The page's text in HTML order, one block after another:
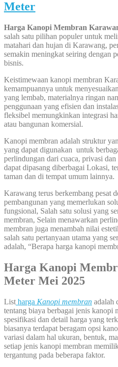
Meter
Harga Kanopi Membran
salah satu pilihan populer untuk
matahari dan hujan di Karawang,
semakin meningkat seiring dengan
bisnis.
Keistimewaan kanopi membran
kemampuannya untuk
yang lembab, materialnya ringan
penggunaan yang efisien dan
fleksibel memungkinkan integrasi
atau bangunan komersial.
Kanopi membran adalah struktur
yang dapat digunakan untuk
perlindungan dari cuaca, privasi
dapat dipasang diberbagai Lokasi,
taman dan di tempat umum lainnya.
Karawang terus berkembang pesat
pembangunan yang memerlukan
fungsional, Salah satu solusi yang
membran, Selain menawarkan
membran juga menambah nilai
salah satu pertanyaan utama yang
adalah, “Berapa harga kanopi
Harga Kanopi
Meter Mei 2025
List harga Kanopi membran adalah
tentang biaya berbagai jenis kanopi
spesifikasi dan detail harga yang
biasanya terdapat beragam opsi
variasi dalam hal ukuran, bentuk,
setiap jenis kanopi membran
tergantung pada beberapa faktor.